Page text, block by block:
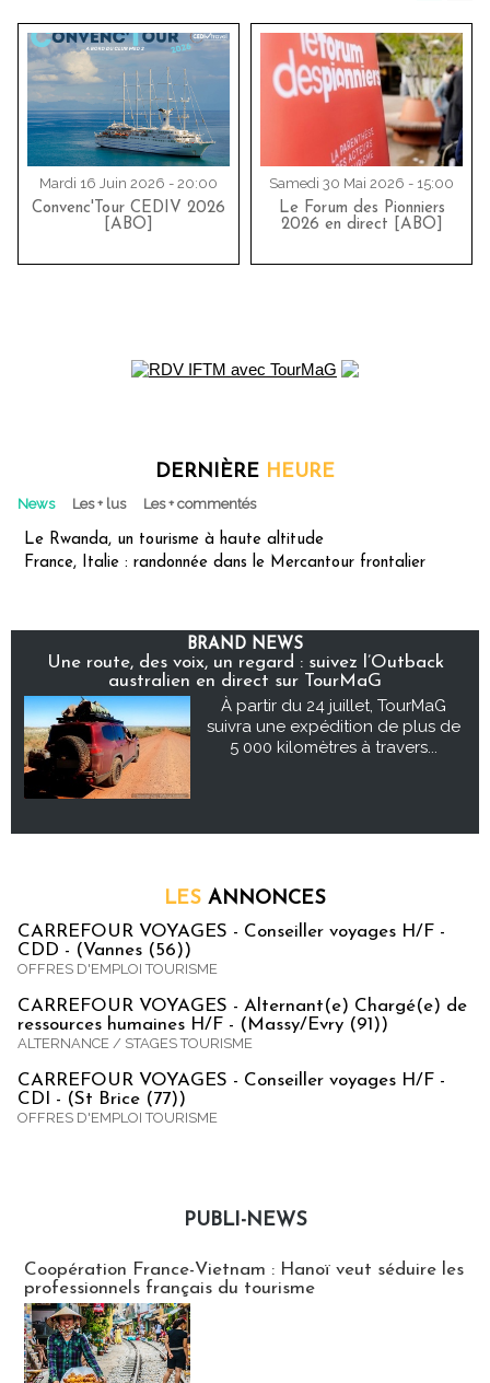
Mardi 16 Juin 2026 - 20:00
Convenc'Tour CEDIV 2026
[ABO]
Samedi 30 Mai 2026 - 15:00
Le Forum des Pionniers
2026 en direct [ABO]
DERNIÈRE HEURE
News Les + lus Les + commentés
Le Rwanda, un tourisme à haute altitude
France, Italie : randonnée dans le Mercantour frontalier
BRAND NEWS
Une route, des voix, un regard : suivez l’Outback
australien en direct sur TourMaG
À partir du 24 juillet, TourMaG
suivra une expédition de plus de
5 000 kilomètres à travers...
LES ANNONCES
CARREFOUR VOYAGES - Conseiller voyages H/F -
CDD - (Vannes (56))
OFFRES D'EMPLOI TOURISME
CARREFOUR VOYAGES - Alternant(e) Chargé(e) de
ressources humaines H/F - (Massy/Evry (91))
ALTERNANCE / STAGES TOURISME
CARREFOUR VOYAGES - Conseiller voyages H/F -
CDI - (St Brice (77))
OFFRES D'EMPLOI TOURISME
PUBLI-NEWS
Coopération France-Vietnam : Hanoï veut séduire les
professionnels français du tourisme